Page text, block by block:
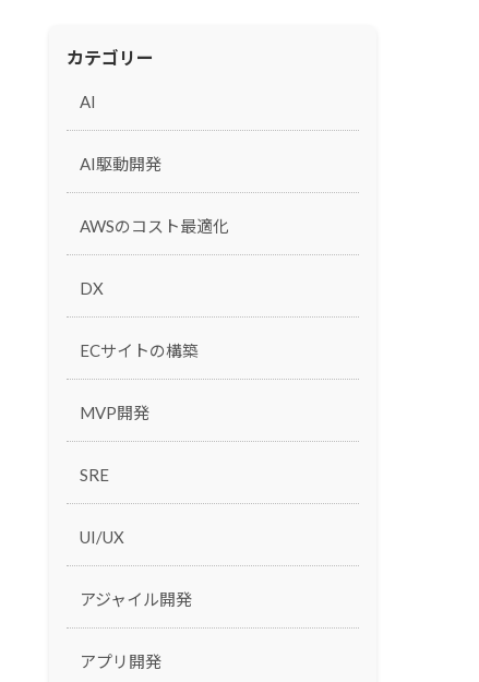
カテゴリー
AI
AI駆動開発
AWSのコスト最適化
DX
ECサイトの構築
MVP開発
SRE
UI/UX
アジャイル開発
アプリ開発